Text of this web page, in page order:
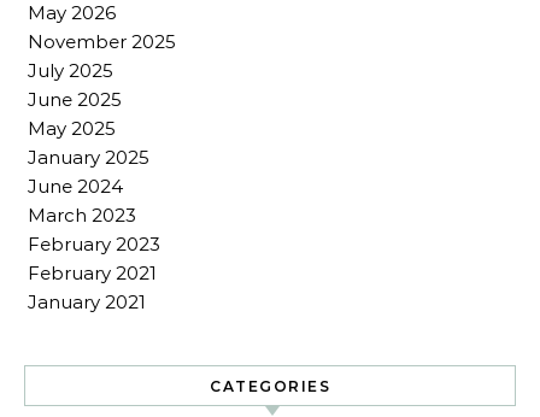
May 2026
November 2025
July 2025
June 2025
May 2025
January 2025
June 2024
March 2023
February 2023
February 2021
January 2021
CATEGORIES